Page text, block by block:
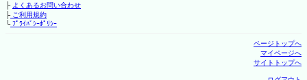
├ よくあるお問い合わせ
├ご利用規約
└ﾌﾟﾗｲﾊﾞｼｰﾎﾟﾘｼｰ
ページトップへ
マイページへ
サイトトップへ